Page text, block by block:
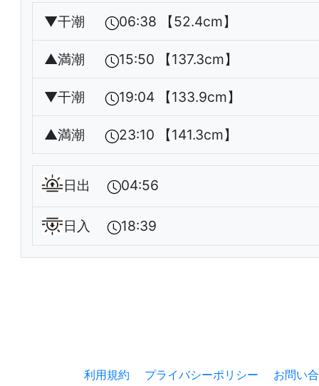
▼干潮 06:38 【52.4cm】
▲満潮 15:50 【137.3cm】
▼干潮 19:04 【133.9cm】
▲満潮 23:10 【141.3cm】
日出 04:56
日入 18:39
利用規約 プライバシーポリシー お問い